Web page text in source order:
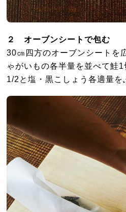
２ オーブンシートで包む
30㎝四方のオーブンシートを
ゃがいもの各半量を並べて鮭
1/2と塩・黒こしょう各適量を